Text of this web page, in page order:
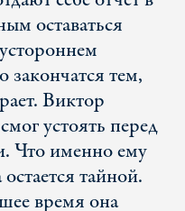
оставаться
тем,
Виктор
устоять перед
Что именно ему
тайной.
время она